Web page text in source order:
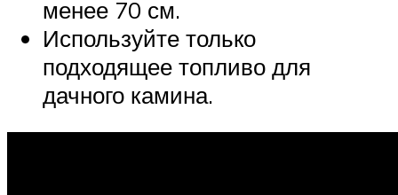
менее 70 см.
Используйте только
подходящее топливо для
дачного камина.